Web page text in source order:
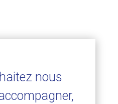
nous